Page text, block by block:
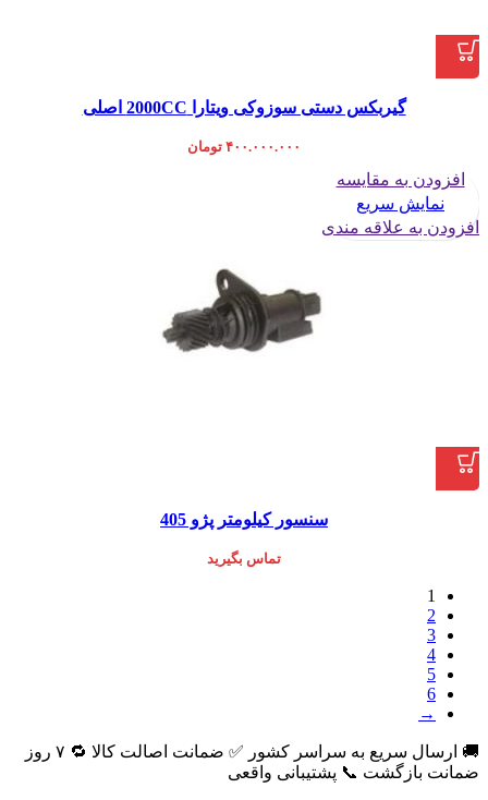
گیربکس دستی سوزوکی ویتارا 2000CC اصلی
۴۰۰.۰۰۰.۰۰۰ تومان
افزودن به مقایسه
نمایش سریع
افزودن به علاقه مندی
سنسور کیلومتر پژو 405
تماس بگیرید
1
2
3
4
5
6
→
🚚 ارسال سریع به سراسر کشور ✅ ضمانت اصالت کالا 🔁 ۷ روز
ضمانت بازگشت 📞 پشتیبانی واقعی